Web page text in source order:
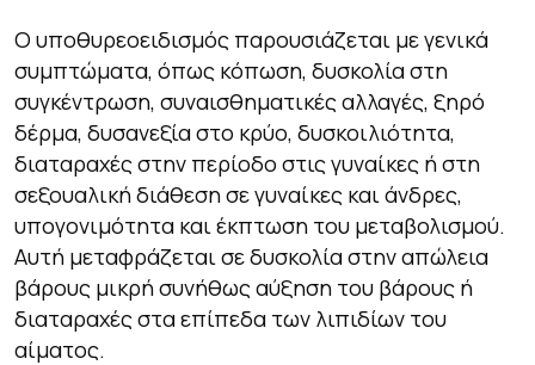
Ο υποθυρεοειδισμός παρουσιάζεται με γενικά
συμπτώματα, όπως κόπωση, δυσκολία στη
συγκέντρωση, συναισθηματικές αλλαγές, ξηρό
δέρμα, δυσανεξία στο κρύο, δυσκοιλιότητα,
διαταραχές στην περίοδο στις γυναίκες ή στη
σεξουαλική διάθεση σε γυναίκες και άνδρες,
υπογονιμότητα και έκπτωση του μεταβολισμού.
Αυτή μεταφράζεται σε δυσκολία στην απώλεια
βάρους μικρή συνήθως αύξηση του βάρους ή
διαταραχές στα επίπεδα των λιπιδίων του
αίματος.